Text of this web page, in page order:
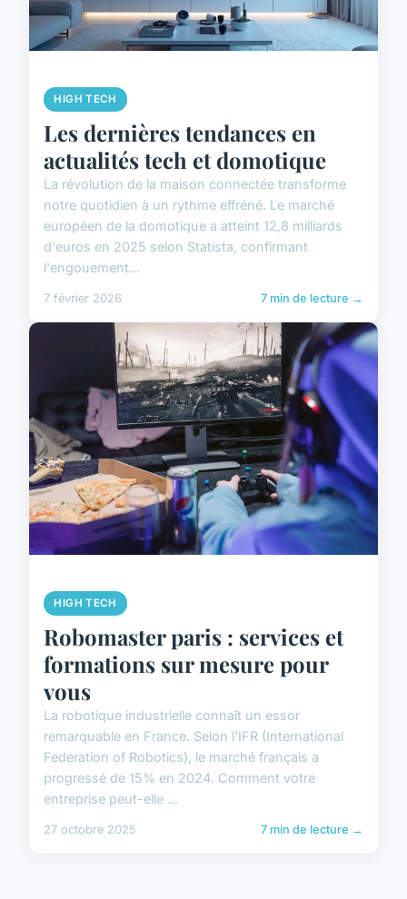
HIGH TECH
Les dernières tendances en
actualités tech et domotique
La révolution de la maison connectée transforme
notre quotidien à un rythme effréné. Le marché
européen de la domotique a atteint 12,8 milliards
d'euros en 2025 selon Statista, confirmant
l'engouement...
7 février 2026 7 min de lecture →
HIGH TECH
Robomaster paris : services et
formations sur mesure pour
vous
La robotique industrielle connaît un essor
remarquable en France. Selon l'IFR (International
Federation of Robotics), le marché français a
progressé de 15% en 2024. Comment votre
entreprise peut-elle ...
27 octobre 2025 7 min de lecture →